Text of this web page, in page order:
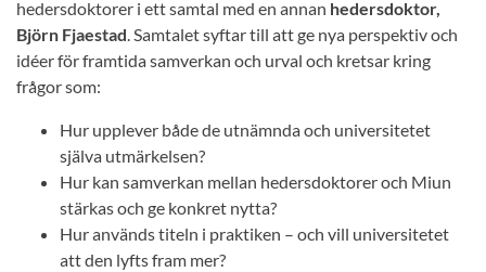
hedersdoktorer i ett samtal med en annan hedersdoktor,
Björn Fjaestad. Samtalet syftar till att ge nya perspektiv och
idéer för framtida samverkan och urval och kretsar kring
frågor som:
Hur upplever både de utnämnda och universitetet
själva utmärkelsen?
Hur kan samverkan mellan hedersdoktorer och Miun
stärkas och ge konkret nytta?
Hur används titeln i praktiken – och vill universitetet
att den lyfts fram mer?